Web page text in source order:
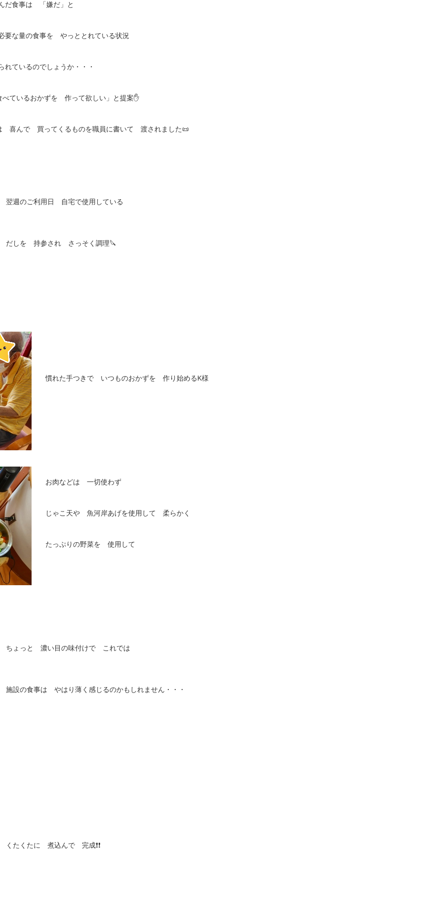
だ食事は 「嫌だ」と
な量の食事を やっととれている状況
ているのでしょうか・・・
ているおかずを 作って欲しい」と提案✋
喜んで 買ってくるものを職員に書いて 渡されました📜
のご利用日 自宅で使用している
を 持参され さっそく調理🔪
慣れた手つきで いつものおかずを 作り始めるK様
お肉などは 一切使わず
じゃこ天や 魚河岸あげを使用して 柔らかく
たっぷりの野菜を 使用して
っと 濃い目の味付けで これでは
の食事は やはり薄く感じるのかもしれません・・・
くたに 煮込んで 完成❗❗